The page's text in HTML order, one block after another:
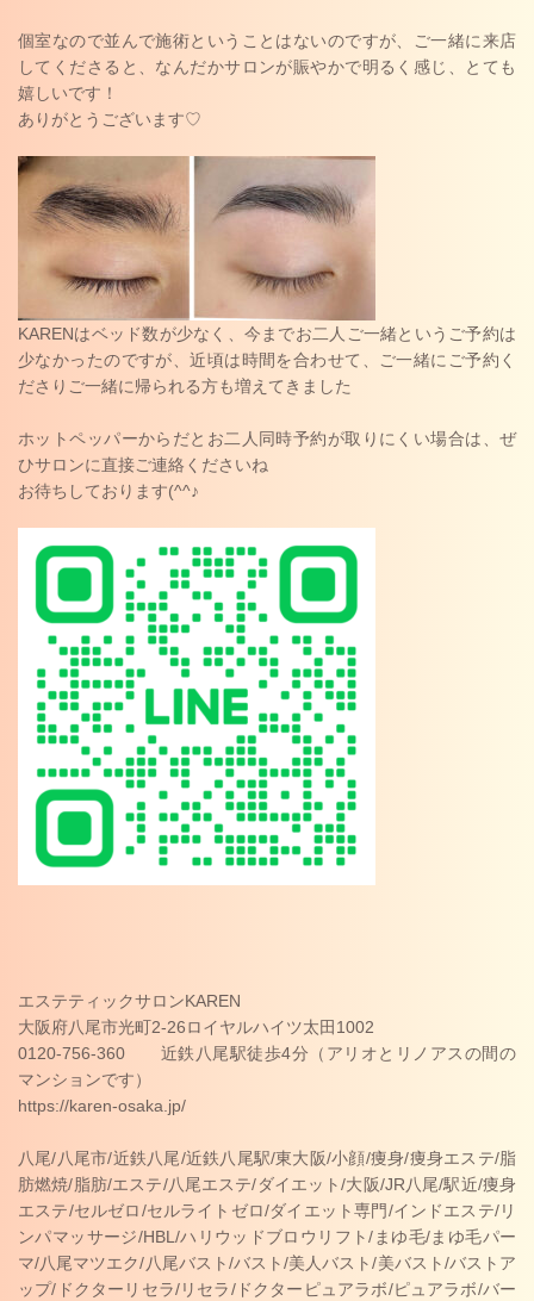
個室なので並んで施術ということはないのですが、ご一緒に来店
してくださると、なんだかサロンが賑やかで明るく感じ、とても
嬉しいです！
ありがとうございます♡
KARENはベッド数が少なく、今までお二人ご一緒というご予約は
少なかったのですが、近頃は時間を合わせて、ご一緒にご予約く
ださりご一緒に帰られる方も増えてきました
ホットペッパーからだとお二人同時予約が取りにくい場合は、ぜ
ひサロンに直接ご連絡くださいね
お待ちしております(^^♪
エステティックサロンKAREN
大阪府八尾市光町2-26ロイヤルハイツ太田1002
0120-756-360 近鉄八尾駅徒歩4分（アリオとリノアスの間の
マンションです）
https://karen-osaka.jp/
八尾/八尾市/近鉄八尾/近鉄八尾駅/東大阪/小顔/痩身/痩身エステ/脂
肪燃焼/脂肪/エステ/八尾エステ/ダイエット/大阪/JR八尾/駅近/痩身
エステ/セルゼロ/セルライトゼロ/ダイエット専門/インドエステ/リ
ンパマッサージ/HBL/ハリウッドブロウリフト/まゆ毛/まゆ毛パー
マ/八尾マツエク/八尾バスト/バスト/美人バスト/美バスト/バストア
ップ/ドクターリセラ/リセラ/ドクターピュアラボ/ピュアラボ/バー